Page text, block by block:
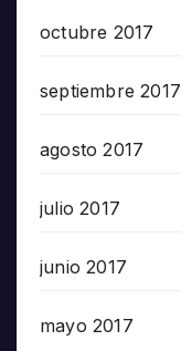
octubre 2017
septiembre 2017
agosto 2017
julio 2017
junio 2017
mayo 2017